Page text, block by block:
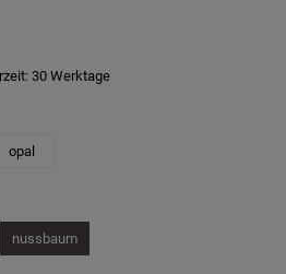
30 Werktage
opal
nussbaum